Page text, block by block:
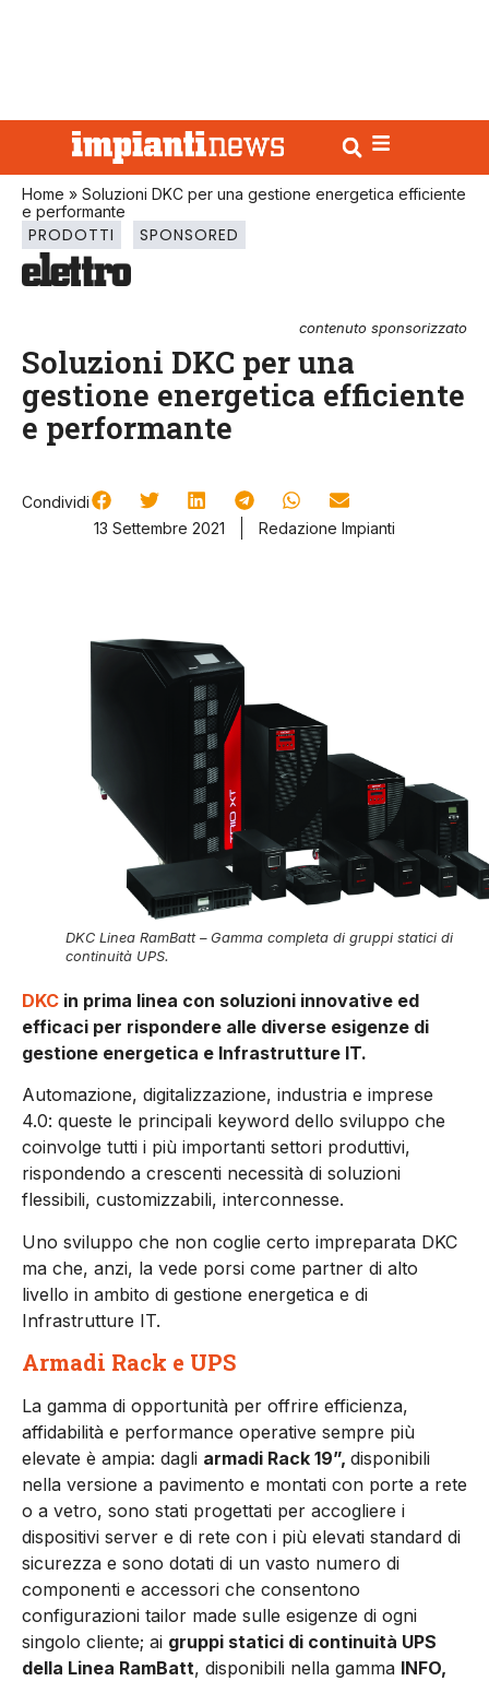
Home » Soluzioni DKC per una gestione energetica efficiente
e performante
PRODOTTI SPONSORED
contenuto sponsorizzato
Soluzioni DKC per una
gestione energetica efficiente
e performante
Condividi
13 Settembre 2021
Redazione Impianti
DKC Linea RamBatt – Gamma completa di gruppi statici di
continuità UPS.
DKC in prima linea con soluzioni innovative ed
efficaci per rispondere alle diverse esigenze di
gestione energetica e Infrastrutture IT.
Automazione, digitalizzazione, industria e imprese
4.0: queste le principali keyword dello sviluppo che
coinvolge tutti i più importanti settori produttivi,
rispondendo a crescenti necessità di soluzioni
flessibili, customizzabili, interconnesse.
Uno sviluppo che non coglie certo impreparata DKC
ma che, anzi, la vede porsi come partner di alto
livello in ambito di gestione energetica e di
Infrastrutture IT.
Armadi Rack e UPS
La gamma di opportunità per offrire efficienza,
affidabilità e performance operative sempre più
elevate è ampia: dagli armadi Rack 19”, disponibili
nella versione a pavimento e montati con porte a rete
o a vetro, sono stati progettati per accogliere i
dispositivi server e di rete con i più elevati standard di
sicurezza e sono dotati di un vasto numero di
componenti e accessori che consentono
configurazioni tailor made sulle esigenze di ogni
singolo cliente; ai gruppi statici di continuità UPS
della Linea RamBatt, disponibili nella gamma INFO,